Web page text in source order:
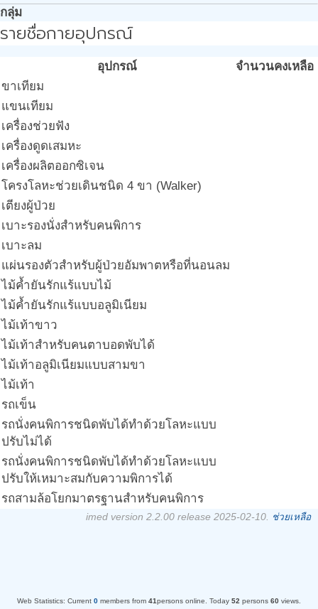
กลุ่ม
รายชื่อกายอุปกรณ์
อุปกรณ์
จำนวนคงเหลือ
ขาเทียม
แขนเทียม
เครื่องช่วยฟัง
เครื่องดูดเสมหะ
เครื่องผลิตออกซิเจน
โครงโลหะช่วยเดินชนิด 4 ขา (Walker)
เตียงผู้ป่วย
เบาะรองนั่งสำหรับคนพิการ
เบาะลม
แผ่นรองตัวสำหรับผู้ป่วยอัมพาตหรือที่นอนลม
ไม้ค้ำยันรักแร้แบบไม้
ไม้ค้ำยันรักแร้แบบอลูมิเนียม
ไม้เท้าขาว
ไม้เท้าสำหรับคนตาบอดพับได้
ไม้เท้าอลูมิเนียมแบบสามขา
ไม้เท้า
รถเข็น
รถนั่งคนพิการชนิดพับได้ทำด้วยโลหะแบบ
ปรับไม่ได้
รถนั่งคนพิการชนิดพับได้ทำด้วยโลหะแบบ
ปรับให้เหมาะสมกับความพิการได้
รถสามล้อโยกมาตรฐานสำหรับคนพิการ
imed version 2.2.00 release 2025-02-10. ช่วยเหลือ
Web Statistics: Current 0 members from 41persons online. Today 52 persons 60 views.